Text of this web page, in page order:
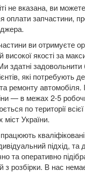
BWY, B4Y)
(CA2)
E
не вказана, ви
оплати запчастини,
ви отримуєте
високої якості за
здатні задовольнити
які потребують
ремонту автомобіля.
— в межах 2-5
по території всієї
міст України.
кваліфіковані
підхід, та
та оперативно
з розбірки. В нас